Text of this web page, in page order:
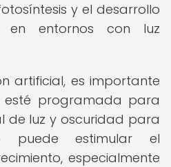
y el desarrollo
en entornos con luz
artificial, es importante
esté programada para
de luz y oscuridad para
puede estimular el
especialmente